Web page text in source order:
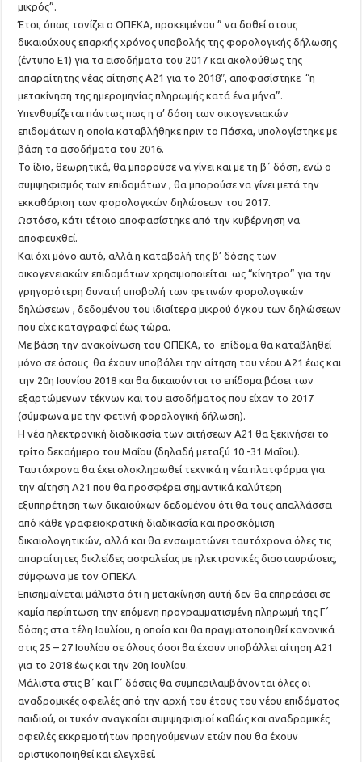
μικρός”.
Έτσι, όπως τονίζει ο ΟΠΕΚΑ, προκειμένου ” να δοθεί στους
δικαιούχους επαρκής χρόνος υποβολής της φορολογικής δήλωσης
(έντυπο Ε1) για τα εισοδήματα του 2017 και ακολούθως της
απαραίτητης νέας αίτησης Α21 για το 2018″, αποφασίστηκε “η
μετακίνηση της ημερομηνίας πληρωμής κατά ένα μήνα”.
Υπενθυμίζεται πάντως πως η α’ δόση των οικογενειακών
επιδομάτων η οποία καταβλήθηκε πριν το Πάσχα, υπολογίστηκε με
βάση τα εισοδήματα του 2016.
Το ίδιο, θεωρητικά, θα μπορούσε να γίνει και με τη β΄ δόση, ενώ ο
συμψηφισμός των επιδομάτων , θα μπορούσε να γίνει μετά την
εκκαθάριση των φορολογικών δηλώσεων του 2017.
Ωστόσο, κάτι τέτοιο αποφασίστηκε από την κυβέρνηση να
αποφευχθεί.
Και όχι μόνο αυτό, αλλά η καταβολή της β’ δόσης των
οικογενειακών επιδομάτων χρησιμοποιείται ως “κίνητρο” για την
γρηγορότερη δυνατή υποβολή των φετινών φορολογικών
δηλώσεων , δεδομένου του ιδιαίτερα μικρού όγκου των δηλώσεων
που είχε καταγραφεί έως τώρα.
Με βάση την ανακοίνωση του ΟΠΕΚΑ, το επίδομα θα καταβληθεί
μόνο σε όσους θα έχουν υποβάλει την αίτηση του νέου Α21 έως και
την 20η Ιουνίου 2018 και θα δικαιούνται το επίδομα βάσει των
εξαρτώμενων τέκνων και του εισοδήματος που είχαν το 2017
(σύμφωνα με την φετινή φορολογική δήλωση).
Η νέα ηλεκτρονική διαδικασία των αιτήσεων Α21 θα ξεκινήσει το
τρίτο δεκαήμερο του Μαΐου (δηλαδή μεταξύ 10 -31 Μαΐου).
Ταυτόχρονα θα έχει ολοκληρωθεί τεχνικά η νέα πλατφόρμα για
την αίτηση Α21 που θα προσφέρει σημαντικά καλύτερη
εξυπηρέτηση των δικαιούχων δεδομένου ότι θα τους απαλλάσσει
από κάθε γραφειοκρατική διαδικασία και προσκόμιση
δικαιολογητικών, αλλά και θα ενσωματώνει ταυτόχρονα όλες τις
απαραίτητες δικλείδες ασφαλείας με ηλεκτρονικές διασταυρώσεις,
σύμφωνα με τον ΟΠΕΚΑ.
Επισημαίνεται μάλιστα ότι η μετακίνηση αυτή δεν θα επηρεάσει σε
καμία περίπτωση την επόμενη προγραμματισμένη πληρωμή της Γ΄
δόσης στα τέλη Ιουλίου, η οποία και θα πραγματοποιηθεί κανονικά
στις 25 – 27 Ιουλίου σε όλους όσοι θα έχουν υποβάλλει αίτηση Α21
για το 2018 έως και την 20η Ιουλίου.
Μάλιστα στις Β΄ και Γ΄ δόσεις θα συμπεριλαμβάνονται όλες οι
αναδρομικές οφειλές από την αρχή του έτους του νέου επιδόματος
παιδιού, οι τυχόν αναγκαίοι συμψηφισμοί καθώς και αναδρομικές
οφειλές εκκρεμοτήτων προηγούμενων ετών που θα έχουν
οριστικοποιηθεί και ελεγχθεί.